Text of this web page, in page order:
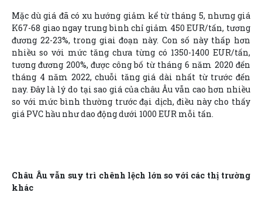
Mặc dù giá đã có xu hướng giảm kể từ tháng 5, nhưng giá
K67-68 giao ngay trung bình chỉ giảm 450 EUR/tấn, tương
đương 22-23%, trong giai đoạn này. Con số này thấp hơn
nhiều so với mức tăng chưa từng có 1350-1400 EUR/tấn,
tương đương 200%, được công bố từ tháng 6 năm 2020 đến
tháng 4 năm 2022, chuỗi tăng giá dài nhất từ trước đến
nay. Đây là lý do tại sao giá của châu Âu vẫn cao hơn nhiều
so với mức bình thường trước đại dịch, điều này cho thấy
giá PVC hầu như dao động dưới 1000 EUR mỗi tấn.
Châu Âu vẫn suy trì chênh lệch lớn so với các thị trường
khác